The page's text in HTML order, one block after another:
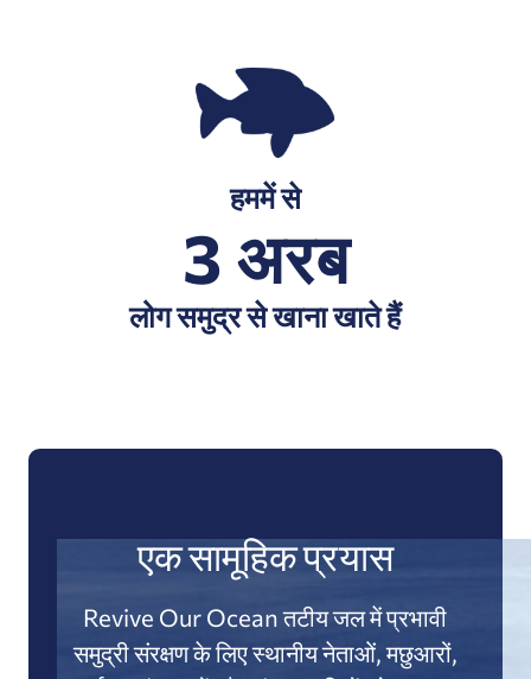
हममें से
3 अरब
लोग समुद्र से खाना खाते हैं
एक सामूहिक प्रयास
Revive Our Ocean तटीय जल में प्रभावी
समुद्री संरक्षण के लिए स्थानीय नेताओं, मछुआरों,